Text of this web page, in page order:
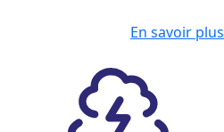
En savoir plus